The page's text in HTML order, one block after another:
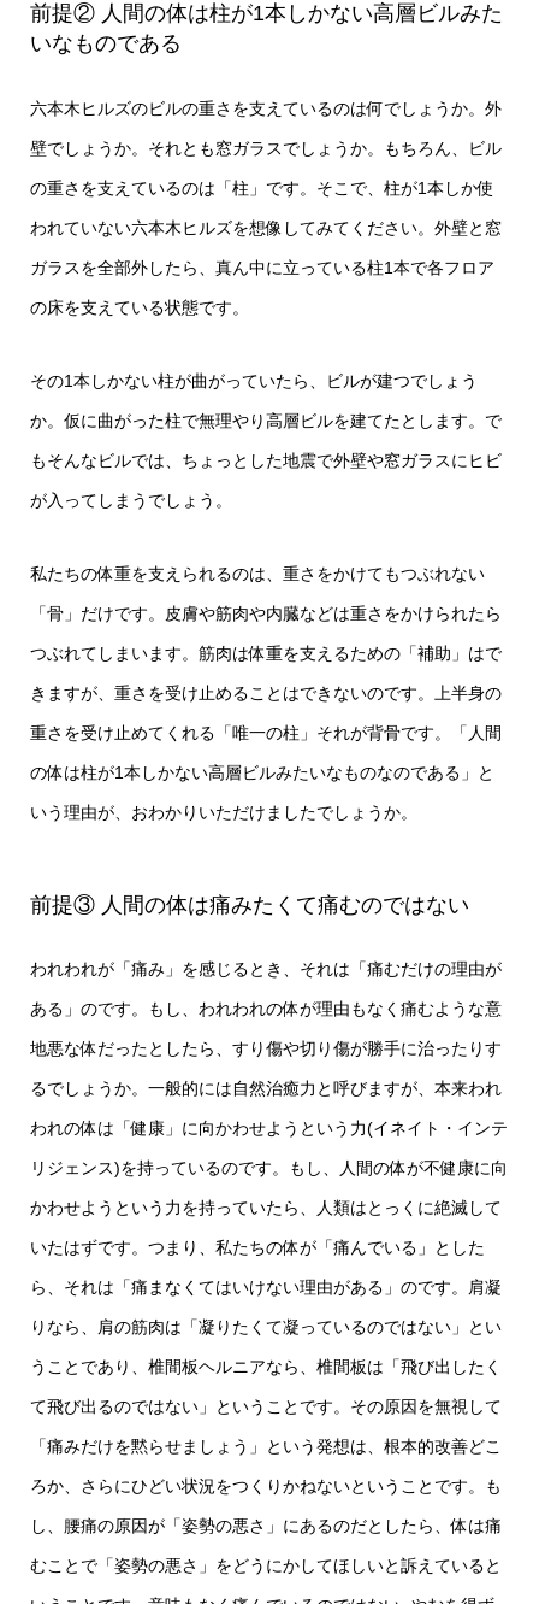
前提② 人間の体は柱が1本しかない高層ビルみた
いなものである
六本木ヒルズのビルの重さを支えているのは何でしょうか。外
壁でしょうか。それとも窓ガラスでしょうか。もちろん、ビル
の重さを支えているのは「柱」です。そこで、柱が1本しか使
われていない六本木ヒルズを想像してみてください。外壁と窓
ガラスを全部外したら、真ん中に立っている柱1本で各フロア
の床を支えている状態です。
その1本しかない柱が曲がっていたら、ビルが建つでしょう
か。仮に曲がった柱で無理やり高層ビルを建てたとします。で
もそんなビルでは、ちょっとした地震で外壁や窓ガラスにヒビ
が入ってしまうでしょう。
私たちの体重を支えられるのは、重さをかけてもつぶれない
「骨」だけです。皮膚や筋肉や内臓などは重さをかけられたら
つぶれてしまいます。筋肉は体重を支えるための「補助」はで
きますが、重さを受け止めることはできないのです。上半身の
重さを受け止めてくれる「唯一の柱」それが背骨です。「人間
の体は柱が1本しかない高層ビルみたいなものなのである」と
いう理由が、おわかりいただけましたでしょうか。
前提③ 人間の体は痛みたくて痛むのではない
われわれが「痛み」を感じるとき、それは「痛むだけの理由が
ある」のです。もし、われわれの体が理由もなく痛むような意
地悪な体だったとしたら、すり傷や切り傷が勝手に治ったりす
るでしょうか。一般的には自然治癒力と呼びますが、本来われ
われの体は「健康」に向かわせようという力(イネイト・インテ
リジェンス)を持っているのです。もし、人間の体が不健康に向
かわせようという力を持っていたら、人類はとっくに絶滅して
いたはずです。つまり、私たちの体が「痛んでいる」とした
ら、それは「痛まなくてはいけない理由がある」のです。肩凝
りなら、肩の筋肉は「凝りたくて凝っているのではない」とい
うことであり、椎間板ヘルニアなら、椎間板は「飛び出したく
て飛び出るのではない」ということです。その原因を無視して
「痛みだけを黙らせましょう」という発想は、根本的改善どこ
ろか、さらにひどい状況をつくりかねないということです。も
し、腰痛の原因が「姿勢の悪さ」にあるのだとしたら、体は痛
むことで「姿勢の悪さ」をどうにかしてほしいと訴えていると